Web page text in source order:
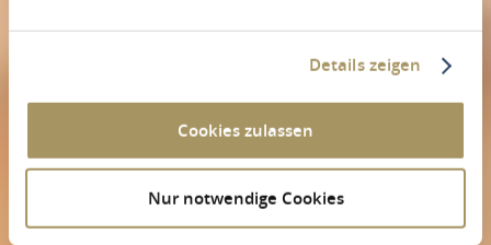
Details zeigen
Cookies zulassen
Nur notwendige Cookies